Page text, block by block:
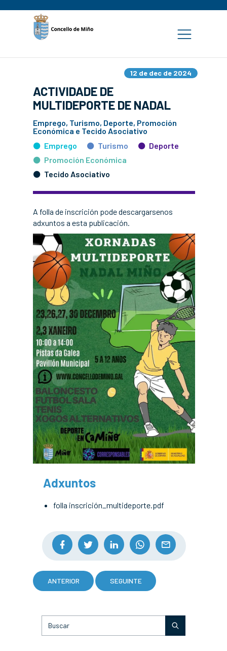
12 de dec de 2024
ACTIVIDADE DE
MULTIDEPORTE DE NADAL
Emprego, Turismo, Deporte, Promoción
Económica e Tecido Asociativo
Emprego
Turismo
Deporte
Promoción Económica
Tecido Asociativo
A folla de inscrición pode descargarsenos
adxuntos a esta publicación.
Adxuntos
folla inscrición_multideporte.pdf
ANTERIOR SEGUINTE